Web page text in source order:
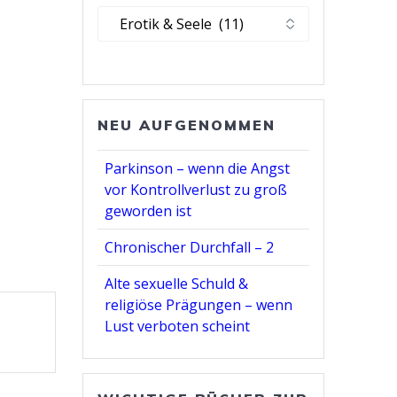
Kategorie
NEU AUFGENOMMEN
Parkinson – wenn die Angst
vor Kontrollverlust zu groß
geworden ist
Chronischer Durchfall – 2
Alte sexuelle Schuld &
religiöse Prägungen – wenn
Lust verboten scheint